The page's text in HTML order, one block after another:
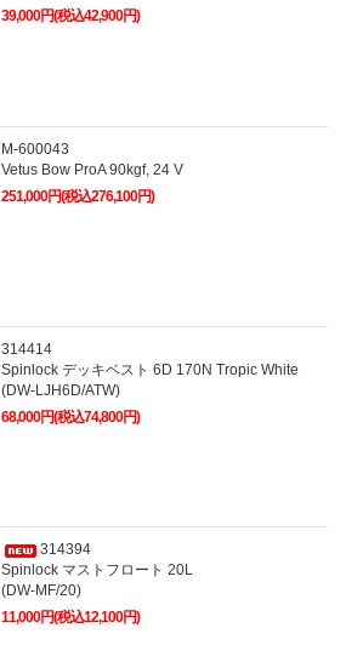
39,000円(税込42,900円)
M-600043
Vetus Bow ProA 90kgf, 24 V
251,000円(税込276,100円)
314414
Spinlock デッキベスト 6D 170N Tropic White
(DW-LJH6D/ATW)
68,000円(税込74,800円)
314394
Spinlock マストフロート 20L
(DW-MF/20)
11,000円(税込12,100円)